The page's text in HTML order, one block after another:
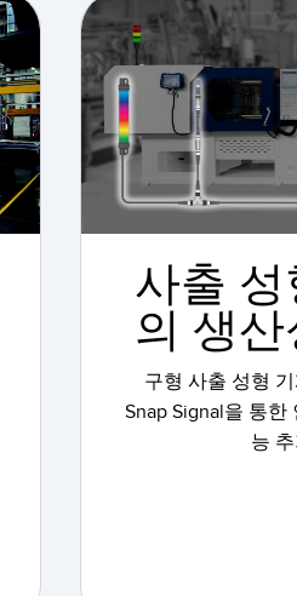
사출 성
의 생
구형 사출 성형
Snap Signal을 통한
능